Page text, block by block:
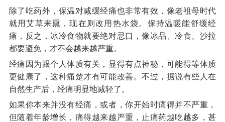
除了吃药外，保温对减缓经痛也非常有效，像老祖母时代
就用艾草来熏，现在则改用热水袋。保持温暖能舒缓经
痛，反之，冰冷食物就要绝对忌口，像冰品、冷食、沙拉
都要避免，才不会越来越严重。
经痛因为跟个人体质有关，显得有点神秘，可能得等体质
更健康了，这种痛楚才有可能改善。不过，据说有些人在
自然生产后，经痛明显地减轻了。
如果你本来并没有经痛，或者，你开始时痛得并不严重，
但随着年龄增长，痛得越来越严重，止痛药越吃越多，甚